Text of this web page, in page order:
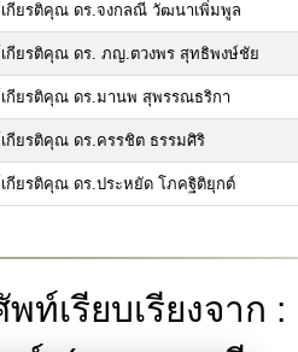
เกียรติคุณ ดร.จงกลณี วัฒนาเพิ่มพูล
เกียรติคุณ ดร. ภญ.ตวงพร สุทธิพงษ์ชัย
เกียรติคุณ ดร.มานพ สุพรรณธริกา
กียรติคุณ ดร.ครรชิต ธรรมศิริ
เกียรติคุณ ดร.ประหยัด โภคฐิติยุกต์
ท์เรียบเรียงจาก